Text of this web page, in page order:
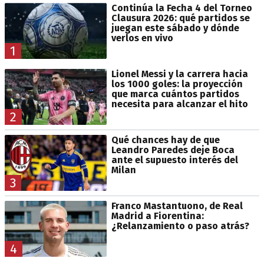
1
Continúa la Fecha 4 del Torneo
Clausura 2026: qué partidos se
juegan este sábado y dónde
verlos en vivo
2
Lionel Messi y la carrera hacia
los 1000 goles: la proyección
que marca cuántos partidos
necesita para alcanzar el hito
3
Qué chances hay de que
Leandro Paredes deje Boca
ante el supuesto interés del
Milan
4
Franco Mastantuono, de Real
Madrid a Fiorentina:
¿Relanzamiento o paso atrás?